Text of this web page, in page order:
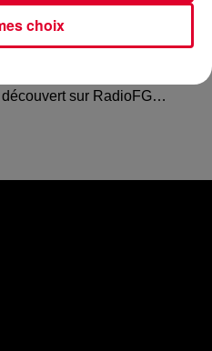
même se perdre dans des
pour nous c’est
: Klingande inonde depuis
sur RadioFG…
choix